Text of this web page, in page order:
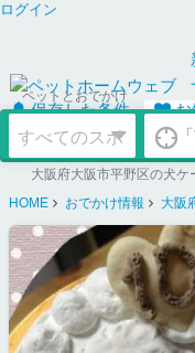
ログイン
保存した条件
ペットとおでかけ
HOME
おでかけ情報 大阪